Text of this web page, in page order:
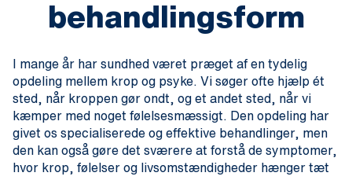
behandlingsform
I mange år har sundhed været præget af en tydelig
opdeling mellem krop og psyke. Vi søger ofte hjælp ét
sted, når kroppen gør ondt, og et andet sted, når vi
kæmper med noget følelsesmæssigt. Den opdeling har
givet os specialiserede og effektive behandlinger, men
den kan også gøre det sværere at forstå de symptomer,
hvor krop, følelser og livsomstændigheder hænger tæt